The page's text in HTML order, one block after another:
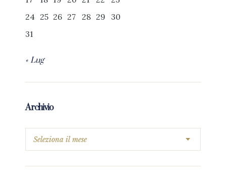
24 25 26 27 28 29
30
31
« Lug
Archivio